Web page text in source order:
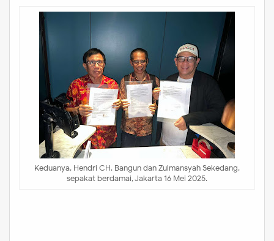
Keduanya, Hendri CH. Bangun dan Zulmansyah Sekedang,
sepakat berdamai, Jakarta 16 Mei 2025.